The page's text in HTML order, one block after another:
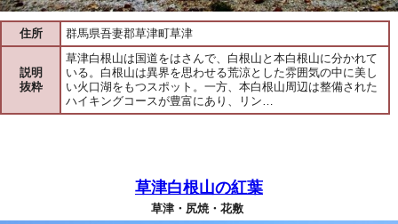
住所 群馬県吾妻郡草津町草津
説明
抜粋
草津白根山は国道をはさんで、白根山と本白根山に分かれて
いる。白根山は異界を思わせる荒涼とした雰囲気の中に美し
い火口湖をもつスポット。一方、本白根山周辺は整備された
ハイキングコースが豊富にあり、リン…
草津白根山の紅葉
草津・尻焼・花敷